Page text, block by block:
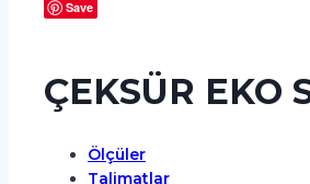
Save
ÇEKSÜR EKO
Ölçüler
Talimatlar